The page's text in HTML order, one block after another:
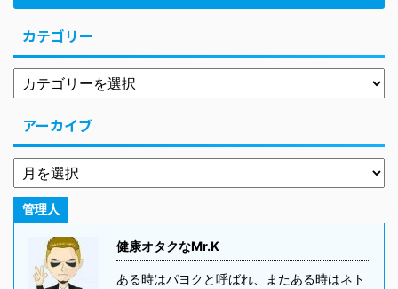
カテゴリー
アーカイブ
管理人
健康オタクなMr.K
ある時はパヨクと呼ばれ、またある時はネト